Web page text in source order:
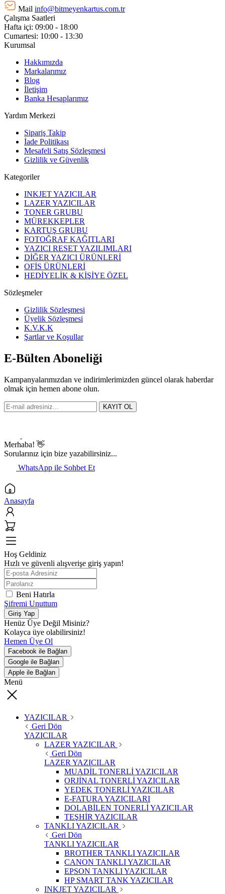
Mail info@bitmeyenkartus.com.tr
Çalışma Saatleri
Hafta içi: 09:00 - 18:00
Cumartesi: 10:00 - 13:30
Kurumsal
Hakkımızda
Markalarımız
Blog
İletişim
Banka Hesaplarımız
Yardım Merkezi
Sipariş Takip
İade Politikası
Mesafeli Satış Sözleşmesi
Gizlilik ve Güvenlik
Kategoriler
INKJET YAZICILAR
LAZER YAZICILAR
TONER GRUBU
MÜREKKEPLER
KARTUŞ GRUBU
FOTOĞRAF KAĞITLARI
YAZICI RESET YAZILIMLARI
DİĞER YAZICI ÜRÜNLERİ
OFİS ÜRÜNLERİ
HEDİYELİK & KİŞİYE ÖZEL
Sözleşmeler
Gizlilik Sözleşmesi
Üyelik Sözleşmesi
K.V.K.K
Şartlar ve Koşullar
E-Bülten Aboneliği
Kampanyalarımızdan ve indirimlerimizden güncel olarak haberdar
olmak için hemen abone olun.
KAYIT OL
Merhaba! 👋
Sorularınız için bize yazabilirsiniz...
WhatsApp ile Sohbet Et
Anasayfa
Hoş Geldiniz
Hızlı ve güvenli alışverişe giriş yapın!
Beni Hatırla
Şifremi Unuttum
Giriş Yap
Henüz Üye Değil Misiniz?
Kolayca üye olabilirsiniz!
Hemen Üye Ol
Facebook ile Bağlan
Google ile Bağlan
Apple ile Bağlan
Menü
YAZICILAR
Geri Dön
YAZICILAR
LAZER YAZICILAR
Geri Dön
LAZER YAZICILAR
MUADİL TONERLİ YAZICILAR
ORJİNAL TONERLİ YAZICILAR
YEDEK TONERLİ YAZICILAR
E-FATURA YAZICILARI
DOLABİLEN TONERLİ YAZICILAR
TEŞHİR YAZICILAR
TANKLI YAZICILAR
Geri Dön
TANKLI YAZICILAR
BROTHER TANKLI YAZICILAR
CANON TANKLI YAZICILAR
EPSON TANKLI YAZICILAR
HP SMART TANK YAZICILAR
INKJET YAZICILAR